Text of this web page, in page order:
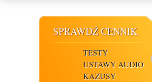
SPRAWDŹ CENNIK
TESTY
USTAWY AUDIO
KAZUSY